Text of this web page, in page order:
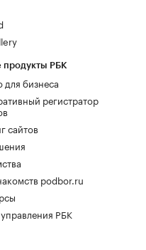
продукты РБК
бизнеса
регистратор
сайтов
podbor.ru
РБК